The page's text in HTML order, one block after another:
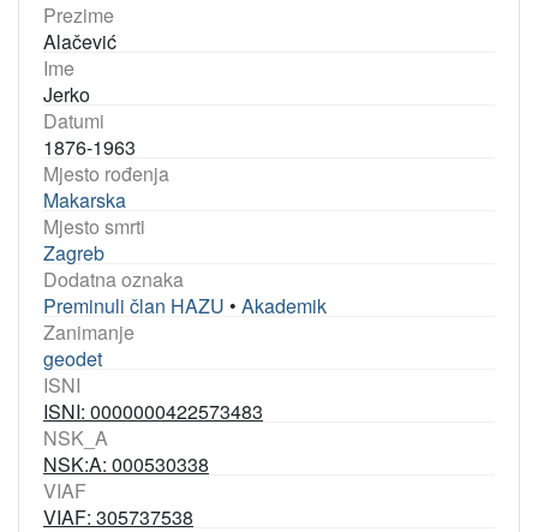
Prezime
Alačević
Ime
Jerko
Datumi
1876-1963
Mjesto rođenja
Makarska
Mjesto smrti
Zagreb
Dodatna oznaka
Preminuli član HAZU • Akademik
Zanimanje
geodet
ISNI
ISNI: 0000000422573483
NSK_A
NSK:A: 000530338
VIAF
VIAF: 305737538